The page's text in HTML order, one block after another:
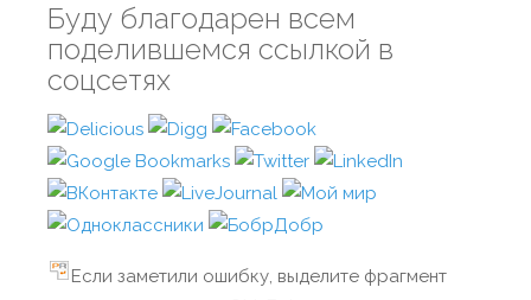
Буду благодарен всем
поделившемся ссылкой в
соцсетях
Если заметили ошибку, выделите фрагмент